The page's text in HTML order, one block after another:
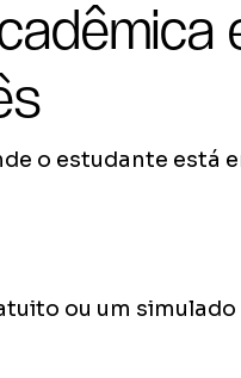
o estudante está
ou um